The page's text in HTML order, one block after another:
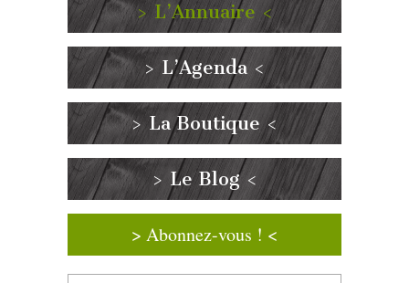
> L’Annuaire <
> L’Agenda <
> La Boutique <
> Le Blog <
> Abonnez-vous ! <